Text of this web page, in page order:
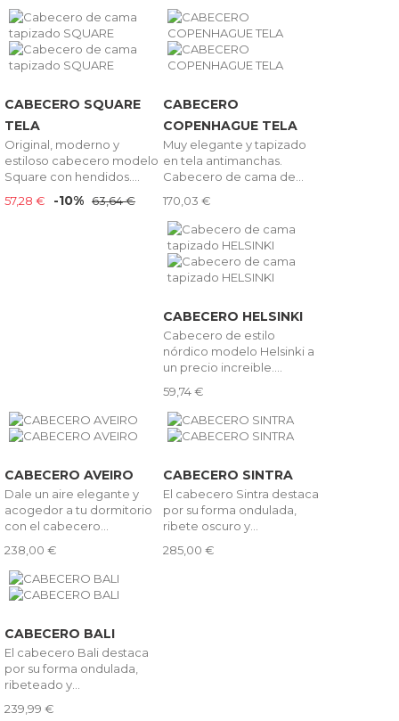
CABECERO SQUARE
TELA
Original, moderno y
estiloso cabecero modelo
Square con hendidos....
57,28 €
-10% 63,64 €
CABECERO
COPENHAGUE TELA
Muy elegante y tapizado
en tela antimanchas.
Cabecero de cama de...
170,03 €
CABECERO HELSINKI
Cabecero de estilo
nórdico modelo Helsinki a
un precio increible....
59,74 €
CABECERO AVEIRO
Dale un aire elegante y
acogedor a tu dormitorio
con el cabecero...
238,00 €
CABECERO SINTRA
El cabecero Sintra destaca
por su forma ondulada,
ribete oscuro y...
285,00 €
CABECERO BALI
El cabecero Bali destaca
por su forma ondulada,
ribeteado y...
239,99 €